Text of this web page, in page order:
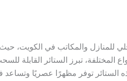
للمنازل والمكاتب في الكويت،
المختلفة، تبرز الستائر القابلة
الستائر توفر مظهرًا عصريًا وتساعد